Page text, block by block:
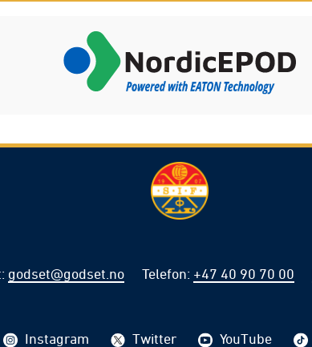
: godset@godset.no Telefon: +47 40 90 70 00
Instagram Twitter YouTube